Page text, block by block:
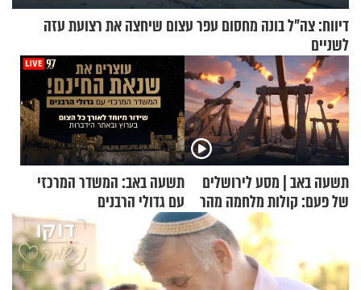
דיווח: צה"ל בונה מחסום עפר עצום שיחצה את רצועת עזה
לשניים
תשעה באב | מסע לירושלים
של פעם: קולות מלחמה מהר
תשעה באב: המשדר המרכזי
עם גדולי הרבנים